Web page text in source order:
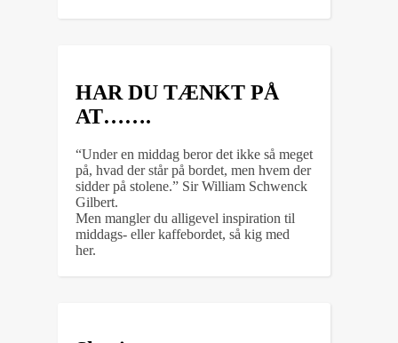
HAR DU TÆNKT PÅ
AT…….
“Under en middag beror det ikke så meget
på, hvad der står på bordet, men hvem der
sidder på stolene.” Sir William Schwenck
Gilbert.
Men mangler du alligevel inspiration til
middags- eller kaffebordet, så kig med
her.